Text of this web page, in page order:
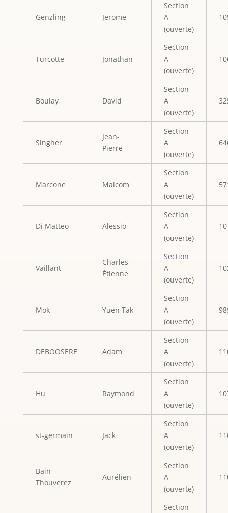
Genzling Jerome
Section
A
(ouverte)
Turcotte Jonathan
Section
A
(ouverte)
Boulay David
Section
A
(ouverte)
Singher
Jean-
Pierre
Section
A
(ouverte)
Marcone Malcom
Section
A
(ouverte)
Di Matteo Alessio
Section
A
(ouverte)
Vaillant
Charles-
Étienne
Section
A
(ouverte)
Mok Yuen Tak
Section
A
(ouverte)
DEBOOSERE Adam
Section
A
(ouverte)
Hu Raymond
Section
A
(ouverte)
st-germain Jack
Section
A
(ouverte)
Bain-
Thouverez
Aurélien
Section
A
(ouverte)
Section